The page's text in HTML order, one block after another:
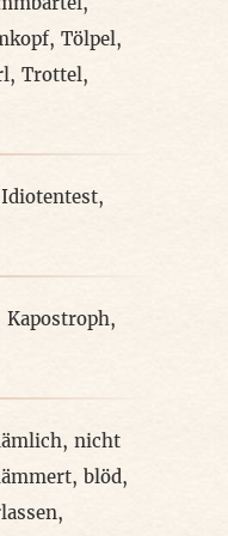
, Tölpel,
, Trottel,
Idiotentest,
Kapostroph,
, nicht
, blöd,
,